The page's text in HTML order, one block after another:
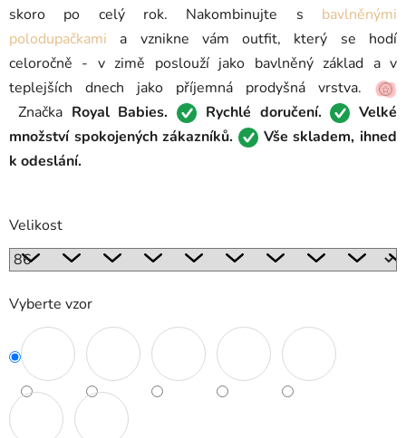
skoro po celý rok. Nakombinujte s bavlněnými
polodupačkami a vznikne vám outfit, který se hodí
celoročně - v zimě poslouží jako bavlněný základ a v
teplejších dnech jako příjemná prodyšná vrstva.
Značka Royal Babies. Rychlé doručení.
Velké
množství spokojených zákazníků.
Vše skladem, ihned
k odeslání.
Velikost
Vyberte vzor